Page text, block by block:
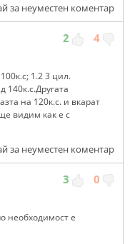
за неуместен коментар
2 4
1.2 3 цил.
140к.с.Другата
на 120к.с. и вкарат
видим как е с
за неуместен коментар
3 0
необходимост е